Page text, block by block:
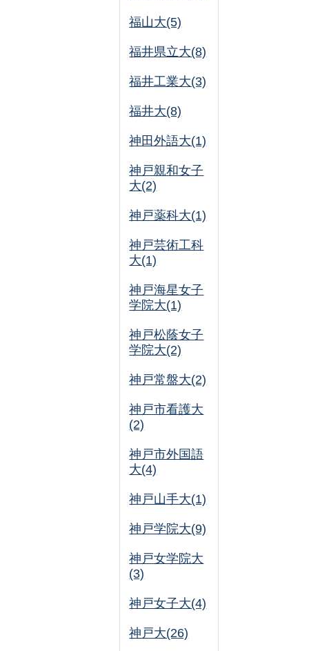
福山大(5)
福井県立大(8)
福井工業大(3)
福井大(8)
神田外語大(1)
神戸親和女子
大(2)
神戸薬科大(1)
神戸芸術工科
大(1)
神戸海星女子
学院大(1)
神戸松蔭女子
学院大(2)
神戸常盤大(2)
神戸市看護大
(2)
神戸市外国語
大(4)
神戸山手大(1)
神戸学院大(9)
神戸女学院大
(3)
神戸女子大(4)
神戸大(26)